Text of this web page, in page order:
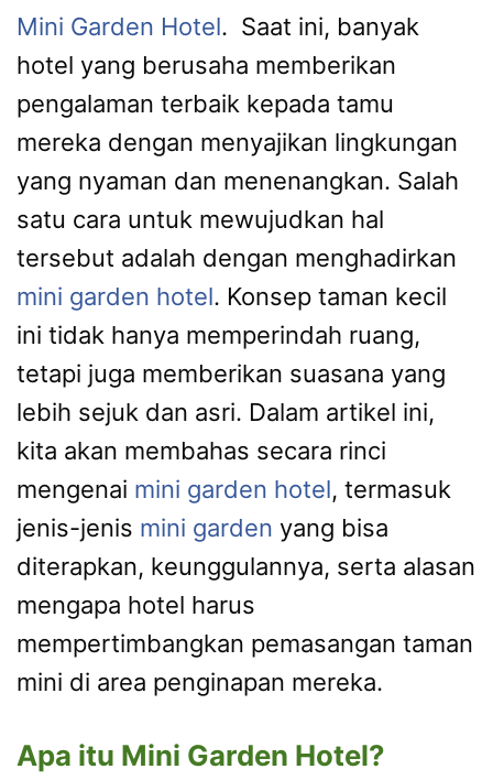
Mini Garden Hotel. Saat ini, banyak
hotel yang berusaha memberikan
pengalaman terbaik kepada tamu
mereka dengan menyajikan lingkungan
yang nyaman dan menenangkan. Salah
satu cara untuk mewujudkan hal
tersebut adalah dengan menghadirkan
mini garden hotel. Konsep taman kecil
ini tidak hanya memperindah ruang,
tetapi juga memberikan suasana yang
lebih sejuk dan asri. Dalam artikel ini,
kita akan membahas secara rinci
mengenai mini garden hotel, termasuk
jenis-jenis mini garden yang bisa
diterapkan, keunggulannya, serta alasan
mengapa hotel harus
mempertimbangkan pemasangan taman
mini di area penginapan mereka.
Apa itu Mini Garden Hotel?